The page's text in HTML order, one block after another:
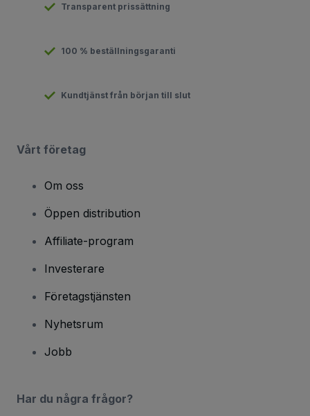
Transparent prissättning
100 % beställningsgaranti
Kundtjänst från början till slut
Vårt företag
Om oss
Öppen distribution
Affiliate-program
Investerare
Företagstjänsten
Nyhetsrum
Jobb
Har du några frågor?